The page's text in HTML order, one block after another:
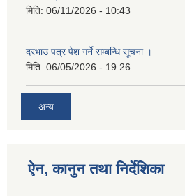
मिति: 06/11/2026 - 10:43
दरभाउ पत्र पेश गर्ने सम्बन्धि सूचना ।
मिति: 06/05/2026 - 19:26
अन्य
ऐन, कानुन तथा निर्देशिका